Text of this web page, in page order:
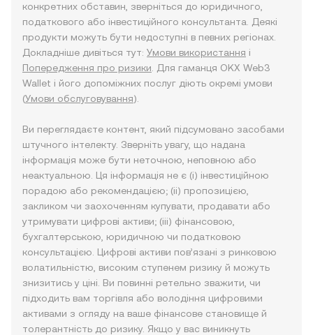
конкретних обставин, зверніться до юридичного,
податкового або інвестиційного консультанта. Деякі
продукти можуть бути недоступні в певних регіонах.
Докладніше дивіться тут: Умови використання і
Попередження про ризики . Для гаманця OKX Web3
Wallet і його допоміжних послуг діють окремі умови
(Умови обслуговування).
Ви переглядаєте контент, який підсумовано засобами
штучного інтелекту. Зверніть увагу, що надана
інформація може бути неточною, неповною або
неактуальною. Ця інформація не є (i) інвестиційною
порадою або рекомендацією; (ii) пропозицією,
закликом чи заохоченням купувати, продавати або
утримувати цифрові активи; (iii) фінансовою,
бухгалтерською, юридичною чи податковою
консультацією. Цифрові активи пов’язані з ринковою
волатильністю, високим ступенем ризику й можуть
знизитись у ціні. Ви повинні ретельно зважити, чи
підходить вам торгівля або володіння цифровими
активами з огляду на ваше фінансове становище й
толерантність до ризику. Якщо у вас виникнуть